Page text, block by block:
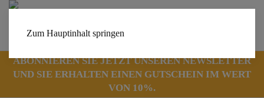
Zum Hauptinhalt springen
ABONNIEREN SIE JETZT UNSEREN NEWSLETTER
UND SIE ERHALTEN EINEN GUTSCHEIN IM WERT
VON 10%.